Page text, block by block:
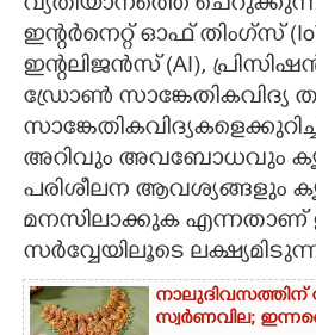
ഇന്റർനെറ്റ് ഓഫ് തിംഗ്സ്
ഇന്റലിജൻസ് (AI),
ഡ്രോൺ
അറിവും അവബോധവും
പരിശീലന ആവശ്യങ്ങളും
മനസിലാക്കുക
സർവ്വേയിലൂടെ
നാലുദിവസത്തിന്
സ്വർണവില;